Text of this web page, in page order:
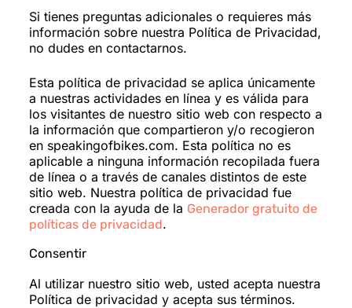
Si tienes preguntas adicionales o requieres más
información sobre nuestra Política de Privacidad,
no dudes en contactarnos.
Esta política de privacidad se aplica únicamente
a nuestras actividades en línea y es válida para
los visitantes de nuestro sitio web con respecto a
la información que compartieron y/o recogieron
en speakingofbikes.com. Esta política no es
aplicable a ninguna información recopilada fuera
de línea o a través de canales distintos de este
sitio web. Nuestra política de privacidad fue
creada con la ayuda de la Generador gratuito de
políticas de privacidad.
Consentir
Al utilizar nuestro sitio web, usted acepta nuestra
Política de privacidad y acepta sus términos.